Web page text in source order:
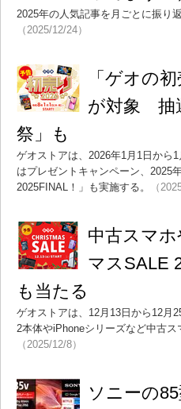
2025年の人気記事を月ごとに振り
（2025/12/24）
「ゲオの
が対象 抽
祭」も
ゲオストアは、2026年1月1日から
はプレゼントキャンペーン、2025
2025FINAL！」も実施する。
（
中古スマ
マスSALE
も当たる
ゲオストアは、12月13日から12月
2本体やiPhoneシリーズなど中古
（2025/12/8）
ソニーの